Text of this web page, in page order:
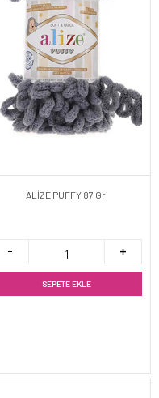
ALİZE PUFFY 87 Gri
SEPETE EKLE